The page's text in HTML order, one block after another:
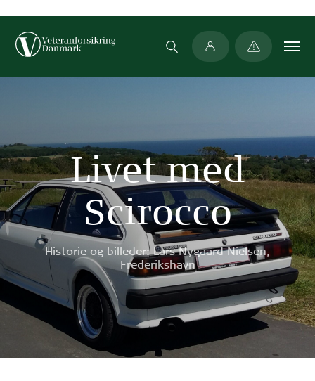
Min side
Livet med
Scirocco
Historie og billeder: Lars Nygaard Nielsen,
Frederikshavn